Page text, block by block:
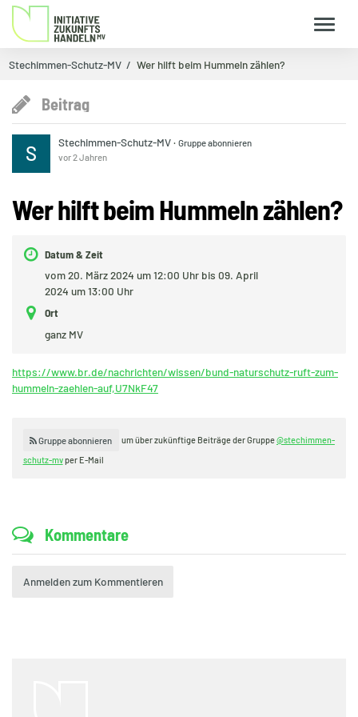
Stechimmen-Schutz-MV Wer hilft beim Hummeln zählen?
Beitrag
S Stechimmen-Schutz-MV·Gruppe abonnieren
vor 2 Jahren
Wer hilft beim Hummeln zählen?
Datum & Zeit
vom 20. März 2024 um 12:00 Uhr bis 09. April
2024 um 13:00 Uhr
Ort
ganz MV
https://www.br.de/nachrichten/wissen/bund-naturschutz-ruft-zum-
hummeln-zaehlen-auf,U7NkF47
Gruppe abonnieren um über zukünftige Beiträge der Gruppe@stechimmen-
schutz-mvper E-Mail
Kommentare
Anmelden zum Kommentieren